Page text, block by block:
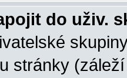
do uživ.
stránky